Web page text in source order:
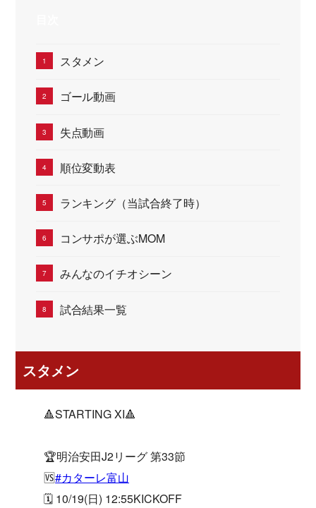
スタメン
ゴール動画
失点動画
順位変動表
ランキング（当試合終了時）
コンサポが選ぶMOM
みんなのイチオシーン
試合結果一覧
スタメン
🔺STARTING XI🔺
🏆明治安田J2リーグ 第33節
🆚#カターレ富山
🗓 10/19(日) 12:55KICKOFF